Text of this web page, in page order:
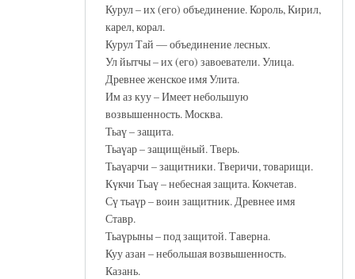
Курул – их (его) объединение. Король, Кирил,
карел, корал.
Курул Тай — объединение лесных.
Ул йытчы – их (его) завоеватели. Улица.
Древнее женское имя Улита.
Им аз куу – Имеет небольшую
возвышенность. Москва.
Тьаү – защита.
Тьаүар – защищёный. Тверь.
Тьаүарчи – защитники. Тверичи, товарищи.
Күкчи Тьаү – небесная защита. Кокчетав.
Сү тьаүр – воин защитник. Древнее имя
Ставр.
Тьаүрыны – под защитой. Таверна.
Куу азан – небольшая возвышенность.
Казань.